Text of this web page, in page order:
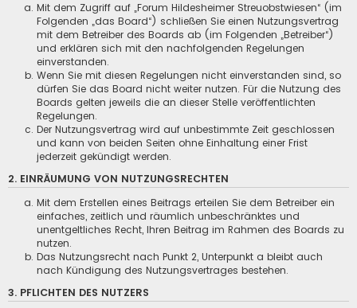
Mit dem Zugriff auf „Forum Hildesheimer Streuobstwiesen“ (im
Folgenden „das Board“) schließen Sie einen Nutzungsvertrag
mit dem Betreiber des Boards ab (im Folgenden „Betreiber“)
und erklären sich mit den nachfolgenden Regelungen
einverstanden.
Wenn Sie mit diesen Regelungen nicht einverstanden sind, so
dürfen Sie das Board nicht weiter nutzen. Für die Nutzung des
Boards gelten jeweils die an dieser Stelle veröffentlichten
Regelungen.
Der Nutzungsvertrag wird auf unbestimmte Zeit geschlossen
und kann von beiden Seiten ohne Einhaltung einer Frist
jederzeit gekündigt werden.
2. EINRÄUMUNG VON NUTZUNGSRECHTEN
Mit dem Erstellen eines Beitrags erteilen Sie dem Betreiber ein
einfaches, zeitlich und räumlich unbeschränktes und
unentgeltliches Recht, Ihren Beitrag im Rahmen des Boards zu
nutzen.
Das Nutzungsrecht nach Punkt 2, Unterpunkt a bleibt auch
nach Kündigung des Nutzungsvertrages bestehen.
3. PFLICHTEN DES NUTZERS